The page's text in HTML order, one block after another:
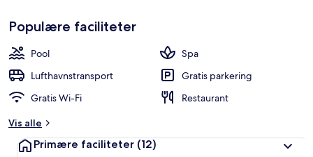
Populære faciliteter
Pool
Spa
Lufthavnstransport
Gratis parkering
Gratis Wi-Fi
Restaurant
Vis alle
Primære faciliteter (12)